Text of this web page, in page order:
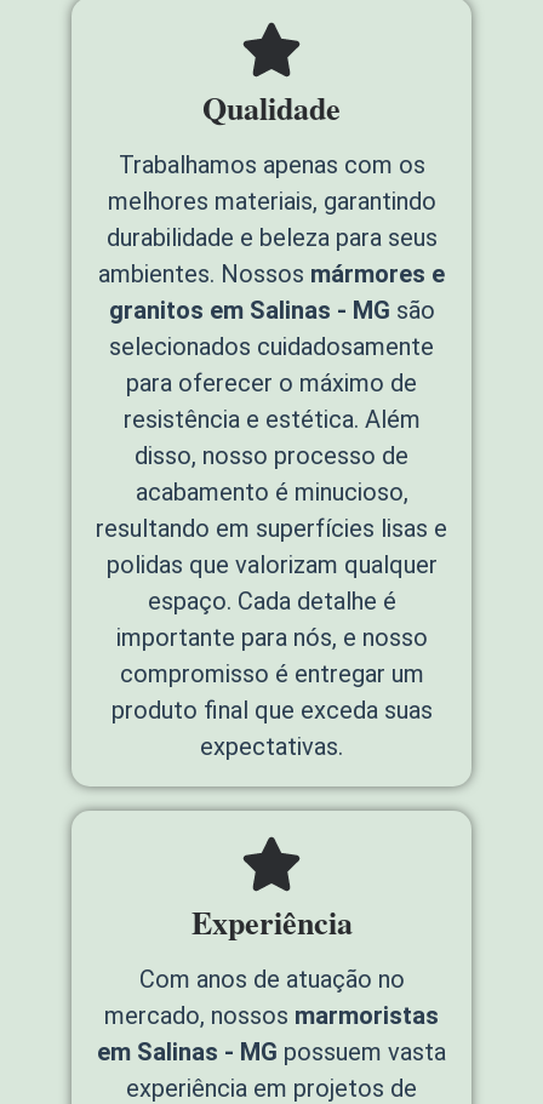
Qualidade
Trabalhamos apenas com os
melhores materiais, garantindo
durabilidade e beleza para seus
ambientes. Nossos mármores e
granitos em Salinas - MG são
selecionados cuidadosamente
para oferecer o máximo de
resistência e estética. Além
disso, nosso processo de
acabamento é minucioso,
resultando em superfícies lisas e
polidas que valorizam qualquer
espaço. Cada detalhe é
importante para nós, e nosso
compromisso é entregar um
produto final que exceda suas
expectativas.
Experiência
Com anos de atuação no
mercado, nossos marmoristas
em Salinas - MG possuem vasta
experiência em projetos de